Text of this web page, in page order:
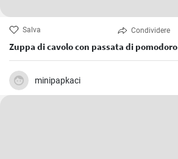
Salva Condividere
Zuppa di cavolo con passata di pomodoro
minipapkaci